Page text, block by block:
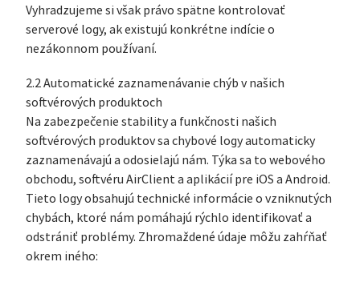
Vyhradzujeme si však právo spätne kontrolovať
serverové logy, ak existujú konkrétne indície o
nezákonnom používaní.
2.2 Automatické zaznamenávanie chýb v našich
softvérových produktoch
Na zabezpečenie stability a funkčnosti našich
softvérových produktov sa chybové logy automaticky
zaznamenávajú a odosielajú nám. Týka sa to webového
obchodu, softvéru AirClient a aplikácií pre iOS a Android.
Tieto logy obsahujú technické informácie o vzniknutých
chybách, ktoré nám pomáhajú rýchlo identifikovať a
odstrániť problémy. Zhromaždené údaje môžu zahŕňať
okrem iného: